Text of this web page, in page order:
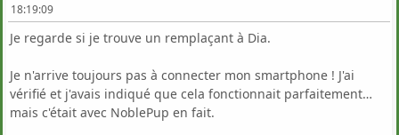
18:19:09
Je regarde si je trouve un remplaçant à Dia.
Je n'arrive toujours pas à connecter mon smartphone ! J'ai
vérifié et j'avais indiqué que cela fonctionnait parfaitement…
mais c'était avec NoblePup en fait.